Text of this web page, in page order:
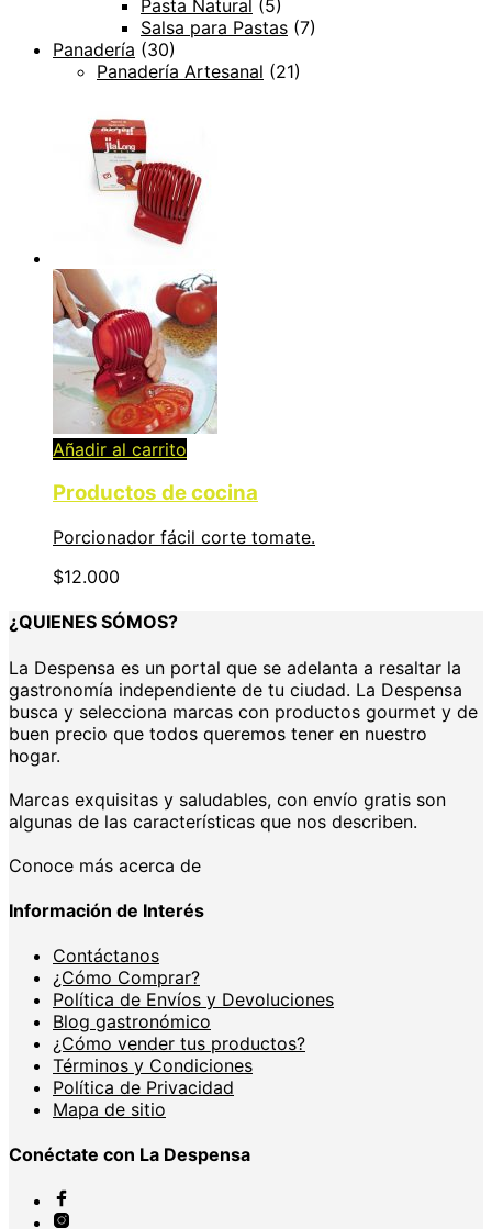
Pasta Natural (5)
Salsa para Pastas (7)
Panadería (30)
Panadería Artesanal (21)
Añadir al carrito
Productos de cocina
Porcionador fácil corte tomate.
$12.000
¿QUIENES SÓMOS?
La Despensa es un portal que se adelanta a resaltar la
gastronomía independiente de tu ciudad. La Despensa
busca y selecciona marcas con productos gourmet y de
buen precio que todos queremos tener en nuestro
hogar.
Marcas exquisitas y saludables, con envío gratis son
algunas de las características que nos describen.
Conoce más acerca de
Información de Interés
Contáctanos
¿Cómo Comprar?
Política de Envíos y Devoluciones
Blog gastronómico
¿Cómo vender tus productos?
Términos y Condiciones
Política de Privacidad
Mapa de sitio
Conéctate con La Despensa